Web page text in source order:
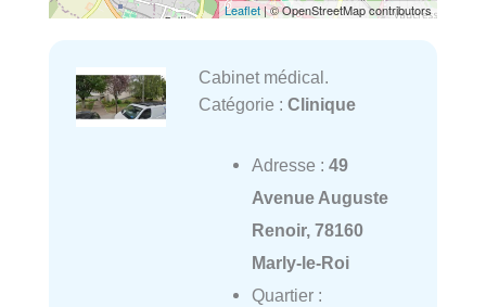
Leaflet| © OpenStreetMap contributors
Cabinet médical.
Catégorie : Clinique
Adresse : 49
Avenue Auguste
Renoir, 78160
Marly-le-Roi
Quartier :